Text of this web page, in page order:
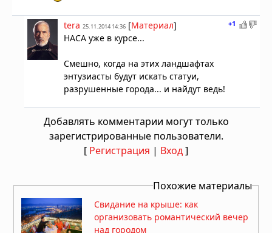
+1
tera 25.11.2014 14:36 [Материал]
НАСА уже в курсе...
Смешно, когда на этих ландшафтах
энтузиасты будут искать статуи,
разрушенные города... и найдут ведь!
Добавлять комментарии могут только
зарегистрированные пользователи.
[ Регистрация | Вход]
Похожие материалы
Свидание на крыше: как
организовать романтический вечер
над городом